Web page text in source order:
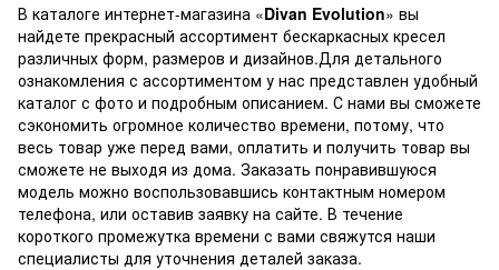
В каталоге интернет-магазина «Divan Evolution» вы
найдете прекрасный ассортимент бескаркасных кресел
различных форм, размеров и дизайнов.Для детального
ознакомления с ассортиментом у нас представлен удобный
каталог с фото и подробным описанием. С нами вы сможете
сэкономить огромное количество времени, потому, что
весь товар уже перед вами, оплатить и получить товар вы
сможете не выходя из дома. Заказать понравившуюся
модель можно воспользовавшись контактным номером
телефона, или оставив заявку на сайте. В течение
короткого промежутка времени с вами свяжутся наши
специалисты для уточнения деталей заказа.